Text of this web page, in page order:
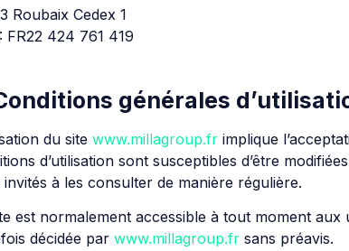
Roubaix Cedex 1
FR22 424 761 419
générales
du site www.millagroup.fr implique
d’utilisation sont susceptibles d’être
à les consulter de manière régulière.
est normalement accessible à tout moment
décidée par www.millagroup.fr sans préavis.